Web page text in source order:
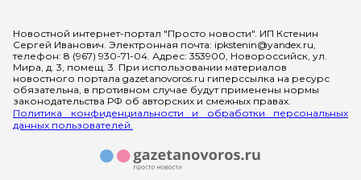
Новостной интернет-портал "Просто новости". ИП Кстенин
Сергей Иванович. Электронная почта: ipkstenin@yandex.ru,
телефон: 8 (967) 930-71-04. Адрес: 353900, Новороссийск, ул.
Мира, д. 3, помещ. 3. При использовании материалов
новостного портала gazetanovoros.ru гиперссылка на ресурс
обязательна, в противном случае будут применены нормы
законодательства РФ об авторских и смежных правах.
Политика конфиденциальности и обработки персональных
данных пользователей.